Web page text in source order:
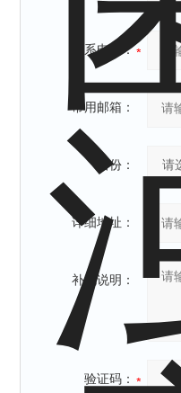
联系电话：
常用邮箱：
省份：
详细地址：
补充说明：
验证码：